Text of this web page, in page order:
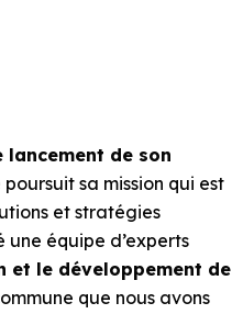
de son
sa mission qui est
et stratégies
une équipe d’experts
et le développement de
que nous avons